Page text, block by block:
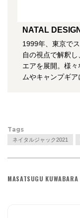
NATAL
1999年、東京で
自の視点で解釈
エアを展開。様
ムやキャンプギア
Tags
ネイタルジャック2021
MASATSUGU KUWABARA